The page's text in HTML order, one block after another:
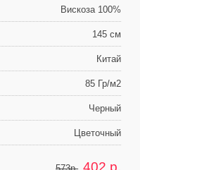
Вискоза 100%
145 см
Китай
85 Гр/м2
Черный
Цветочный
402 р.